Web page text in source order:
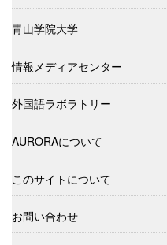
青山学院大学
情報メディアセンター
外国語ラボラトリー
AURORAについて
このサイトについて
お問い合わせ